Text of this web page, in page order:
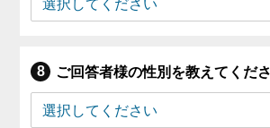
ご回答者様の性別を教えてくださ